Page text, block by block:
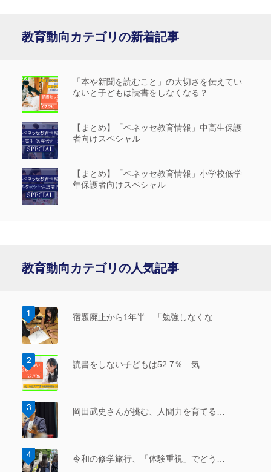
教育動向カテゴリの新着記事
「本や新聞を読むこと」の大切さを伝えてい
ないと子どもは読書をしなくなる？
【まとめ】「ベネッセ教育情報」中高生保護
者向けスペシャル
【まとめ】「ベネッセ教育情報」小学校低学
年保護者向けスペシャル
教育動向カテゴリの人気記事
宿題廃止から1年半…「勉強しなくな…
読書をしない子どもは52.7％ 気…
岡田武史さんが挑む、人間力を育てる…
令和の修学旅行、「体験重視」でどう…